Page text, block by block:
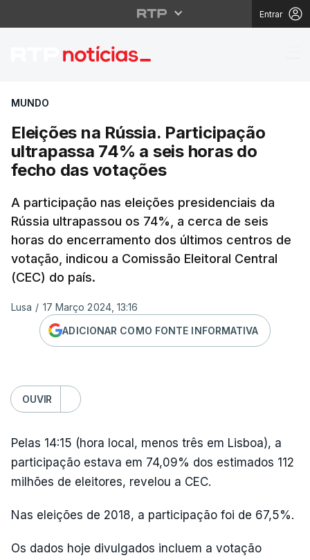
Entrar
Eleições na Rússia.
MUNDO
Eleições na Rússia. Participação
ultrapassa 74% a seis horas do
fecho das votações
A participação nas eleições presidenciais da
Rússia ultrapassou os 74%, a cerca de seis
horas do encerramento dos últimos centros de
votação, indicou a Comissão Eleitoral Central
(CEC) do país.
Lusa / 17 Março 2024, 13:16
ADICIONAR COMO FONTE INFORMATIVA
OUVIR
Pelas 14:15 (hora local, menos três em Lisboa), a
participação estava em 74,09% dos estimados 112
milhões de eleitores, revelou a CEC.
Nas eleições de 2018, a participação foi de 67,5%.
Os dados hoje divulgados incluem a votação